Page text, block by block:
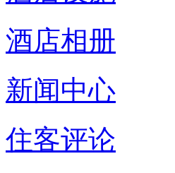
酒店相册
新闻中心
住客评论